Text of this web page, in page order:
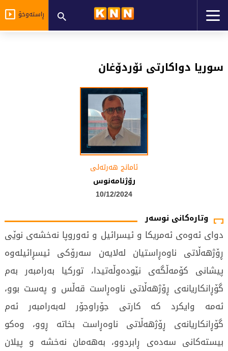
ڕاستەوخۆ
سوریا دواکارتی ئۆردۆغان
ئامانج هەرتەلى
رۆژنامەنوس
10/12/2024
وتارەکانی نوسەر
دوای ئەوەی ئەمریکا و ئیسرائیل و ئەوروپا نەخشەی نوێی
ڕۆژهەڵاتی ناوەڕاستیان لەلایەن سەرۆکی ئیسڕائیلەوە
پیشانی کۆمەڵگەی نێودەوڵەتیدا، تورکیا بەرامبەر بەم
گۆڕانکاریانەی ڕۆژهەڵاتی ناوەڕاست قەڵس و پەست بوو،
ئەمە وایکرد کە کارتی جۆراوجۆر لەبەرامبەر ئەم
گۆڕانکاریانەی ڕۆژهەڵاتی ناوەڕاست بخاتە ڕوو، وەکو
بیستەکانی سەدەی ڕابردوو، بەهەمان نەخشە و پیلان